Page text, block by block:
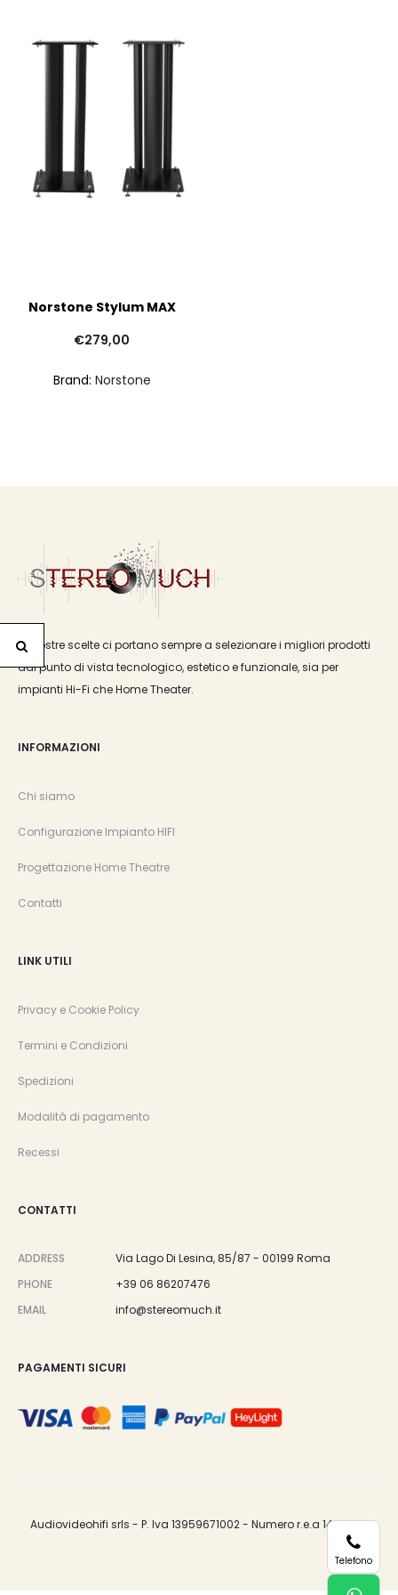
Norstone Stylum MAX
€279,00
Brand: Norstone
Le nostre scelte ci portano sempre a selezionare i migliori prodotti
dal punto di vista tecnologico, estetico e funzionale, sia per
impianti Hi-Fi che Home Theater.
INFORMAZIONI
Chi siamo
Configurazione Impianto HIFI
Progettazione Home Theatre
Contatti
LINK UTILI
Privacy e Cookie Policy
Termini e Condizioni
Spedizioni
Modalità di pagamento
Recessi
CONTATTI
ADDRESS
Via Lago Di Lesina, 85/87 - 00199 Roma
PHONE
+39 06 86207476
EMAIL
info@stereomuch.it
PAGAMENTI SICURI
Audiovideohifi srls - P. Iva 13959671002 - Numero r.e.a 1487033.
Telefono